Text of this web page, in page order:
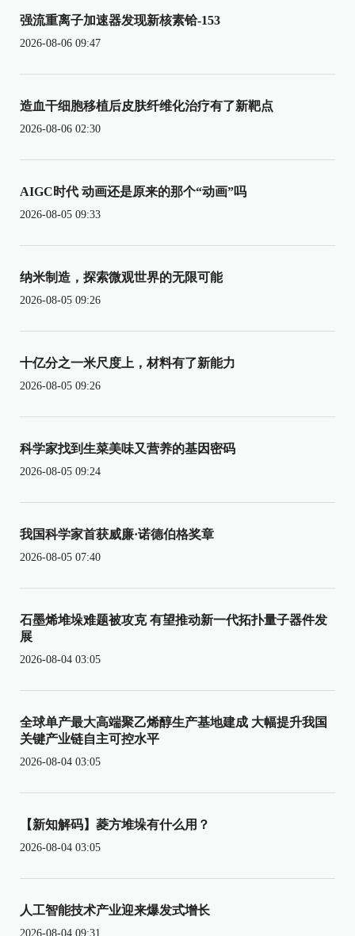
强流重离子加速器发现新核素铪-153
2026-08-06 09:47
造血干细胞移植后皮肤纤维化治疗有了新靶点
2026-08-06 02:30
AIGC时代 动画还是原来的那个“动画”吗
2026-08-05 09:33
纳米制造，探索微观世界的无限可能
2026-08-05 09:26
十亿分之一米尺度上，材料有了新能力
2026-08-05 09:26
科学家找到生菜美味又营养的基因密码
2026-08-05 09:24
我国科学家首获威廉·诺德伯格奖章
2026-08-05 07:40
石墨烯堆垛难题被攻克 有望推动新一代拓扑量子器件发
展
2026-08-04 03:05
全球单产最大高端聚乙烯醇生产基地建成 大幅提升我国
关键产业链自主可控水平
2026-08-04 03:05
【新知解码】菱方堆垛有什么用？
2026-08-04 03:05
人工智能技术产业迎来爆发式增长
2026-08-04 09:31